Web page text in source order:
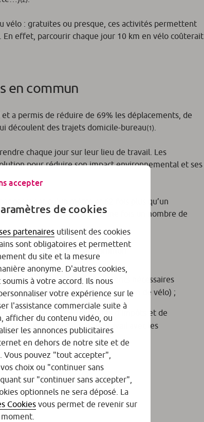
vélo : gratuites ou presque, ces activités permettent
En effet, parcourir chaque jour 10 km en vélo coûterait
en commun
a permis de réduire de 69% les déplacements, de
découlent des trajets domicile-bureau(1)
chaque jour sur leur lieu de travail. Les
pour réduire son impact environnemental et ses
par passager qu’un métro et 62 fois plus qu’un
il permet de transporter en une fois un nombre de
coût des transports en commun :
de 50% du prix des abonnements nécessaires
et les services publics de location de vélo) ;
jusqu’à 800€ (exonérés d’impôts et de
» sur le trajet domicile-travail avec les
accepter
de cookies
partenaires utilisent des cookies
sont obligatoires et permettent
du site et la mesure
anonyme. D'autres cookies,
à votre accord. Ils nous
votre expérience sur le
l'assistance commerciale suite à
afficher du contenu vidéo, ou
les annonces publicitaires
en dehors de notre site et de
Vous pouvez "tout accepter",
choix ou "continuer sans
sur "continuer sans accepter",
optionnels ne sera déposé. La
Cookies vous permet de revenir sur